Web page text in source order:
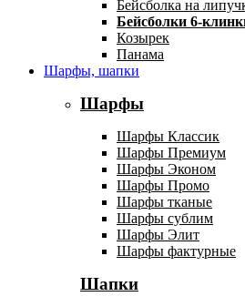
Бейсболка на
Бейсболки 6-
Козырек
Панама
Шарфы, шапки
Шарфы
Шарфы Классик
Шарфы Премиум
Шарфы Эконом
Шарфы Промо
Шарфы тканые
Шарфы сублим
Шарфы Элит
Шарфы фактурные
Шапки